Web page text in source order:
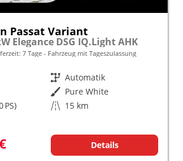
Passat Variant
Elegance DSG IQ.Light AHK
7 Tage Fahrzeug mit Tageszulassung
Getriebe Automatik
Außenfarbe Pure White
PS) Kilometerstand 15 km
Details